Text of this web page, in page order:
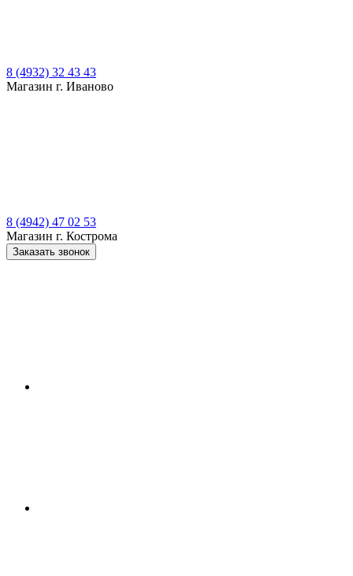
8 (4932) 32 43 43
Магазин г. Иваново
8 (4942) 47 02 53
Магазин г. Кострома
Заказать звонок